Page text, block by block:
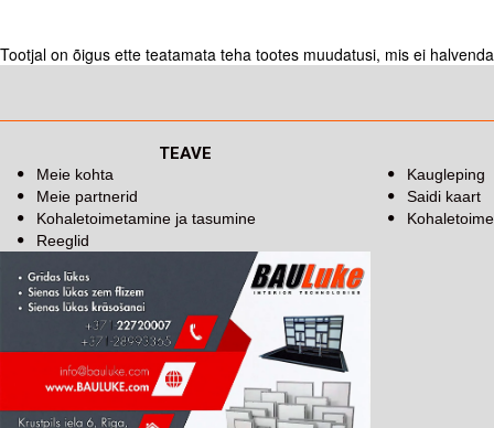
Tootjal on õigus ette teatamata teha tootes muudatusi, mis ei
TEAVE
Meie kohta
Meie partnerid
Kohaletoimetamine ja tasumine
Reeglid
Kaugleping
Saidi kaart